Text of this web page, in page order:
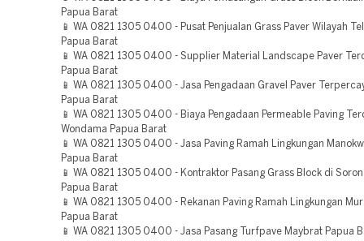
Papua Barat
📱 WA 0821 1305 0400 - Pusat Penjualan Grass Paver Wilayah
Papua Barat
📱 WA 0821 1305 0400 - Supplier Material Landscape Paver
Papua Barat
📱 WA 0821 1305 0400 - Jasa Pengadaan Gravel Paver
Papua Barat
📱 WA 0821 1305 0400 - Biaya Pengadaan Permeable Paving
Wondama Papua Barat
📱 WA 0821 1305 0400 - Jasa Paving Ramah Lingkungan
Papua Barat
📱 WA 0821 1305 0400 - Kontraktor Pasang Grass Block di
Papua Barat
📱 WA 0821 1305 0400 - Rekanan Paving Ramah Lingkungan
Papua Barat
📱 WA 0821 1305 0400 - Jasa Pasang Turfpave Maybrat Papua